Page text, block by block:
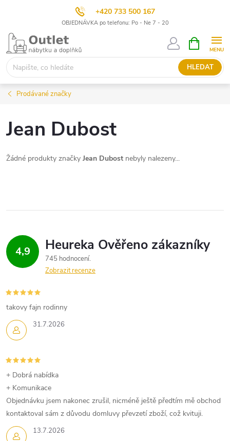
+420 733 500 167
OBJEDNÁVKA po telefonu: Po - Ne 7 - 20
Přejít
obsah
HLEDAT
NÁKUPNÍ
KOŠÍK
Prodávané značky
Jean Dubost
Žádné produkty značky Jean Dubost nebyly nalezeny...
4,9
745 hodnocení
Zobrazit recenze
31.7.2026
takovy fajn rodinny
13.7.2026
+ Dobrá nabídka
+ Komunikace
Objednávku jsem nakonec zrušil, nicméně ještě předtím mě obchod
kontaktoval sám z důvodu domluvy převzetí zboží, což kvituji.